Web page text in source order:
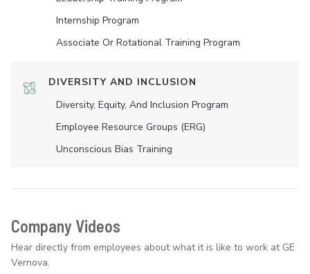
Internship Program
Associate Or Rotational Training Program
DIVERSITY AND INCLUSION
Diversity, Equity, And Inclusion Program
Employee Resource Groups (ERG)
Unconscious Bias Training
Company Videos
Hear directly from employees about what it is like to work at GE
Vernova.